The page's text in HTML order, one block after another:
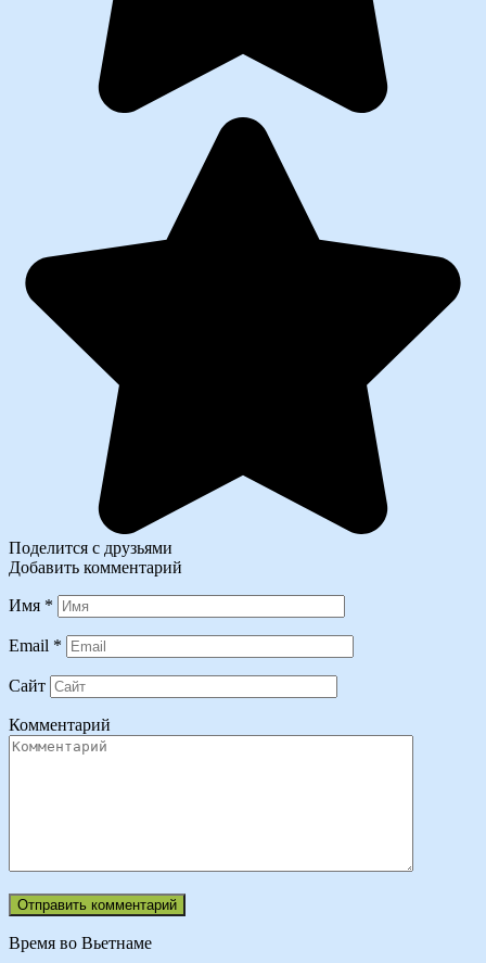
Поделится с друзьями
Добавить комментарий
Имя *
Email *
Сайт
Комментарий
Время во Вьетнаме